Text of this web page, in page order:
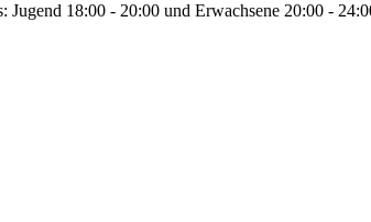
Jugend 18:00 - 20:00 und Erwachsene 20:00 -